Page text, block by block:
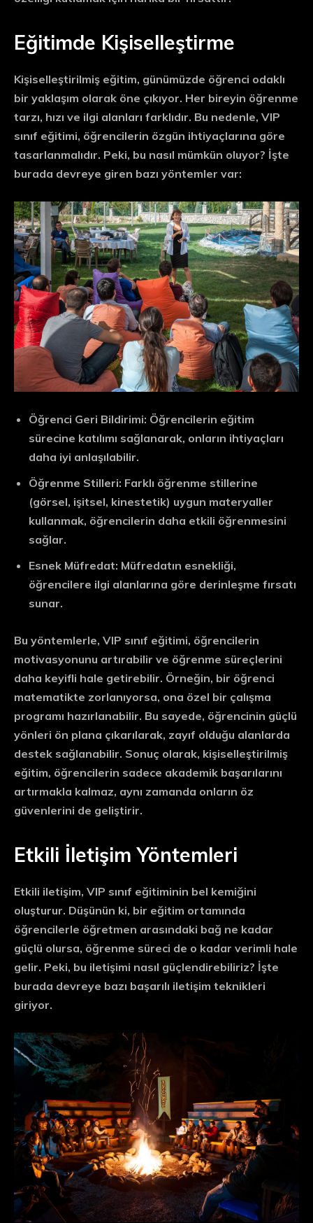
Eğitimde Kişiselleştirme
Kişiselleştirilmiş eğitim, günümüzde öğrenci odaklı
bir yaklaşım olarak öne çıkıyor. Her bireyin öğrenme
tarzı, hızı ve ilgi alanları farklıdır. Bu nedenle, VIP
sınıf eğitimi, öğrencilerin özgün ihtiyaçlarına göre
tasarlanmalıdır. Peki, bu nasıl mümkün oluyor? İşte
burada devreye giren bazı yöntemler var:
Öğrenci Geri Bildirimi: Öğrencilerin eğitim
sürecine katılımı sağlanarak, onların ihtiyaçları
daha iyi anlaşılabilir.
Öğrenme Stilleri: Farklı öğrenme stillerine
(görsel, işitsel, kinestetik) uygun materyaller
kullanmak, öğrencilerin daha etkili öğrenmesini
sağlar.
Esnek Müfredat: Müfredatın esnekliği,
öğrencilere ilgi alanlarına göre derinleşme fırsatı
sunar.
Bu yöntemlerle, VIP sınıf eğitimi, öğrencilerin
motivasyonunu artırabilir ve öğrenme süreçlerini
daha keyifli hale getirebilir. Örneğin, bir öğrenci
matematikte zorlanıyorsa, ona özel bir çalışma
programı hazırlanabilir. Bu sayede, öğrencinin güçlü
yönleri ön plana çıkarılarak, zayıf olduğu alanlarda
destek sağlanabilir. Sonuç olarak, kişiselleştirilmiş
eğitim, öğrencilerin sadece akademik başarılarını
artırmakla kalmaz, aynı zamanda onların öz
güvenlerini de geliştirir.
Etkili İletişim Yöntemleri
Etkili iletişim, VIP sınıf eğitiminin bel kemiğini
oluşturur. Düşünün ki, bir eğitim ortamında
öğrencilerle öğretmen arasındaki bağ ne kadar
güçlü olursa, öğrenme süreci de o kadar verimli hale
gelir. Peki, bu iletişimi nasıl güçlendirebiliriz? İşte
burada devreye bazı başarılı iletişim teknikleri
giriyor.